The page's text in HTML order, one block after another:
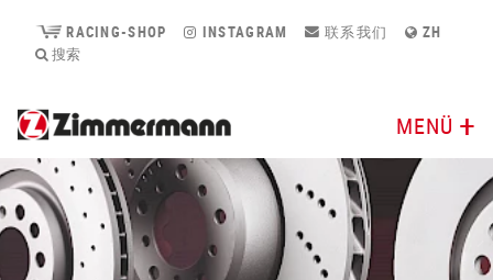
RACING-SHOP INSTAGRAM 联系我们
ZH
搜索
MENÜ